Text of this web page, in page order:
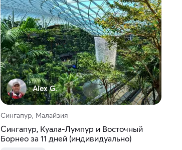
Alex G.
Сингапур, Малайзия
Сингапур, Куала-Лумпур и Восточный
Борнео за 11 дней (индивидуально)